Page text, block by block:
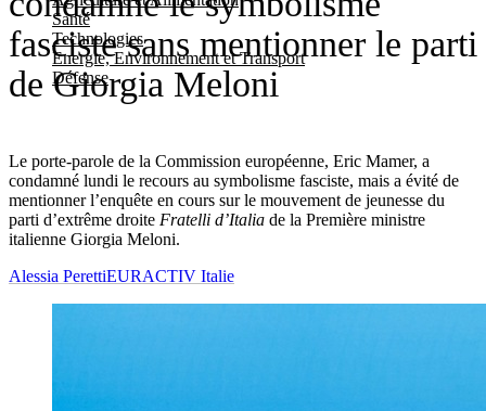
Santé
Technologies
Energie, Environnement et Transport
Défense
fasciste sans mentionner le parti
de Giorgia Meloni
Le porte-parole de la Commission européenne, Eric Mamer, a
condamné lundi le recours au symbolisme fasciste, mais a évité de
mentionner l’enquête en cours sur le mouvement de jeunesse du
parti d’extrême droite Fratelli d’Italia de la Première ministre
italienne Giorgia Meloni.
Alessia PerettiEURACTIV Italie